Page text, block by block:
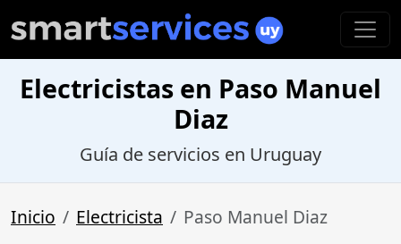
Electricistas en Paso Manuel
Diaz
Guía de servicios en Uruguay
Inicio Electricista Paso Manuel Diaz